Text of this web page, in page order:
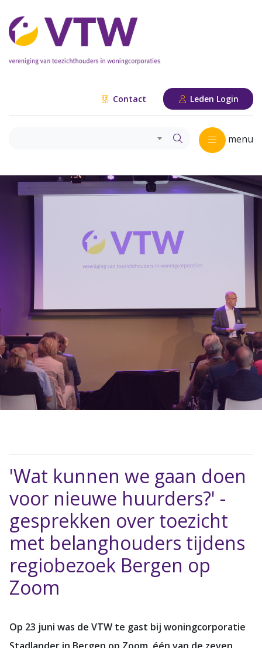
Contact Leden Login
menu
'Wat kunnen we gaan doen
voor nieuwe huurders?' -
gesprekken over toezicht
met belanghouders tijdens
regiobezoek Bergen op
Zoom
Op 23 juni was de VTW te gast bij woningcorporatie